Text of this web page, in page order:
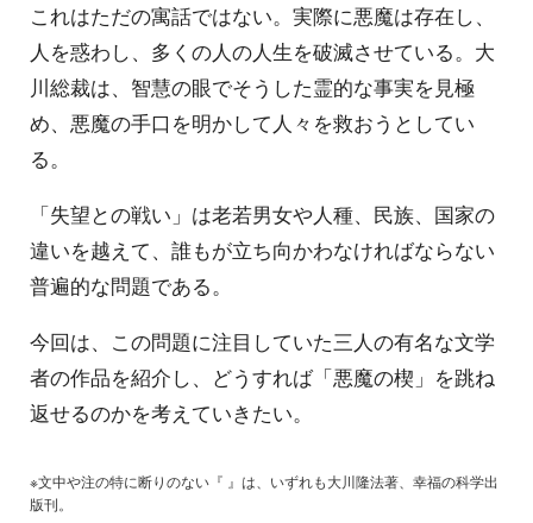
これはただの寓話ではない。実際に悪魔は存在し、
人を惑わし、多くの人の人生を破滅させている。大
川総裁は、智慧の眼でそうした霊的な事実を見極
め、悪魔の手口を明かして人々を救おうとしてい
る。
「失望との戦い」は老若男女や人種、民族、国家の
違いを越えて、誰もが立ち向かわなければならない
普遍的な問題である。
今回は、この問題に注目していた三人の有名な文学
者の作品を紹介し、どうすれば「悪魔の楔」を跳ね
返せるのかを考えていきたい。
※文中や注の特に断りのない『 』は、いずれも大川隆法著、幸福の科学出
版刊。